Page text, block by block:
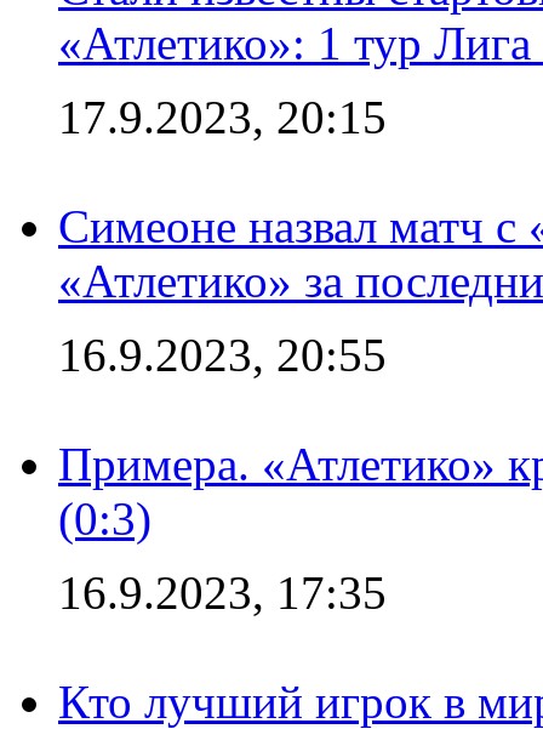
«Атлетико»: 1 тур
17.9.2023, 20:15
Симеоне назвал матч
«Атлетико» за
16.9.2023, 20:55
Примера. «Атлетико»
(0:3)
16.9.2023, 17:35
Кто лучший игрок в